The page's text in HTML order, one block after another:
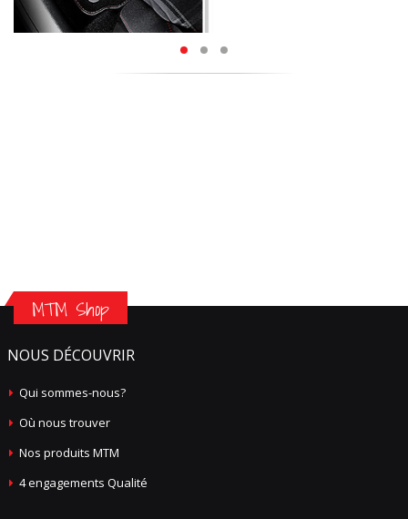
MTM Shop
NOUS DÉCOUVRIR
Qui sommes-nous?
Où nous trouver
Nos produits MTM
4 engagements Qualité